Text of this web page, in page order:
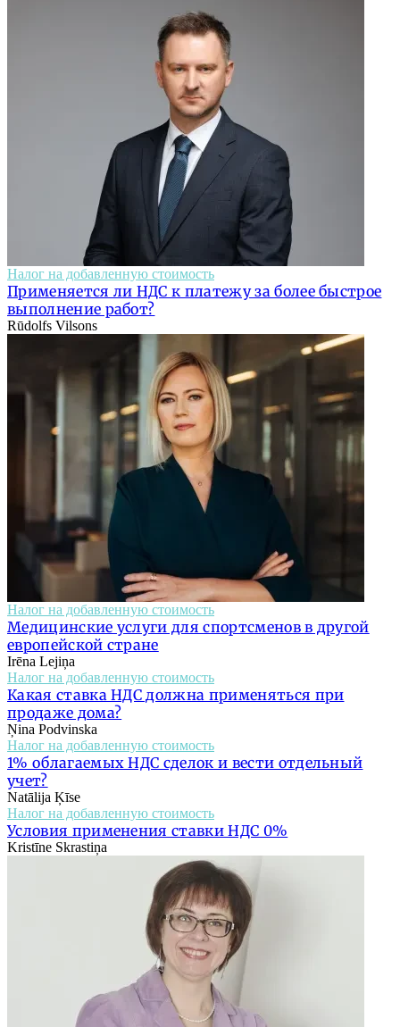
Налог на добавленную стоимость
Применяется ли НДС к платежу за более быстрое
выполнение работ?
Rūdolfs Vilsons
Налог на добавленную стоимость
Медицинские услуги для спортсменов в другой
европейской стране
Irēna Lejiņa
Налог на добавленную стоимость
Какая ставка НДС должна применяться при
продаже дома?
Ņina Podvinska
Налог на добавленную стоимость
1% облагаемых НДС сделок и вести отдельный
учет?
Natālija Ķīse
Налог на добавленную стоимость
Условия применения ставки НДС 0%
Kristīne Skrastiņa